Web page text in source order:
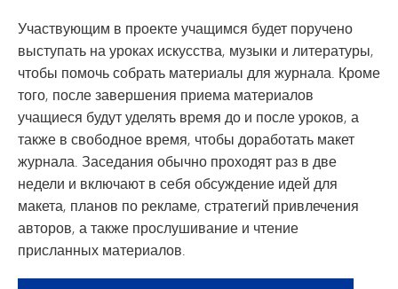
Участвующим в проекте учащимся будет поручено
выступать на уроках искусства, музыки и литературы,
чтобы помочь собрать материалы для журнала. Кроме
того, после завершения приема материалов
учащиеся будут уделять время до и после уроков, а
также в свободное время, чтобы доработать макет
журнала. Заседания обычно проходят раз в две
недели и включают в себя обсуждение идей для
макета, планов по рекламе, стратегий привлечения
авторов, а также прослушивание и чтение
присланных материалов.